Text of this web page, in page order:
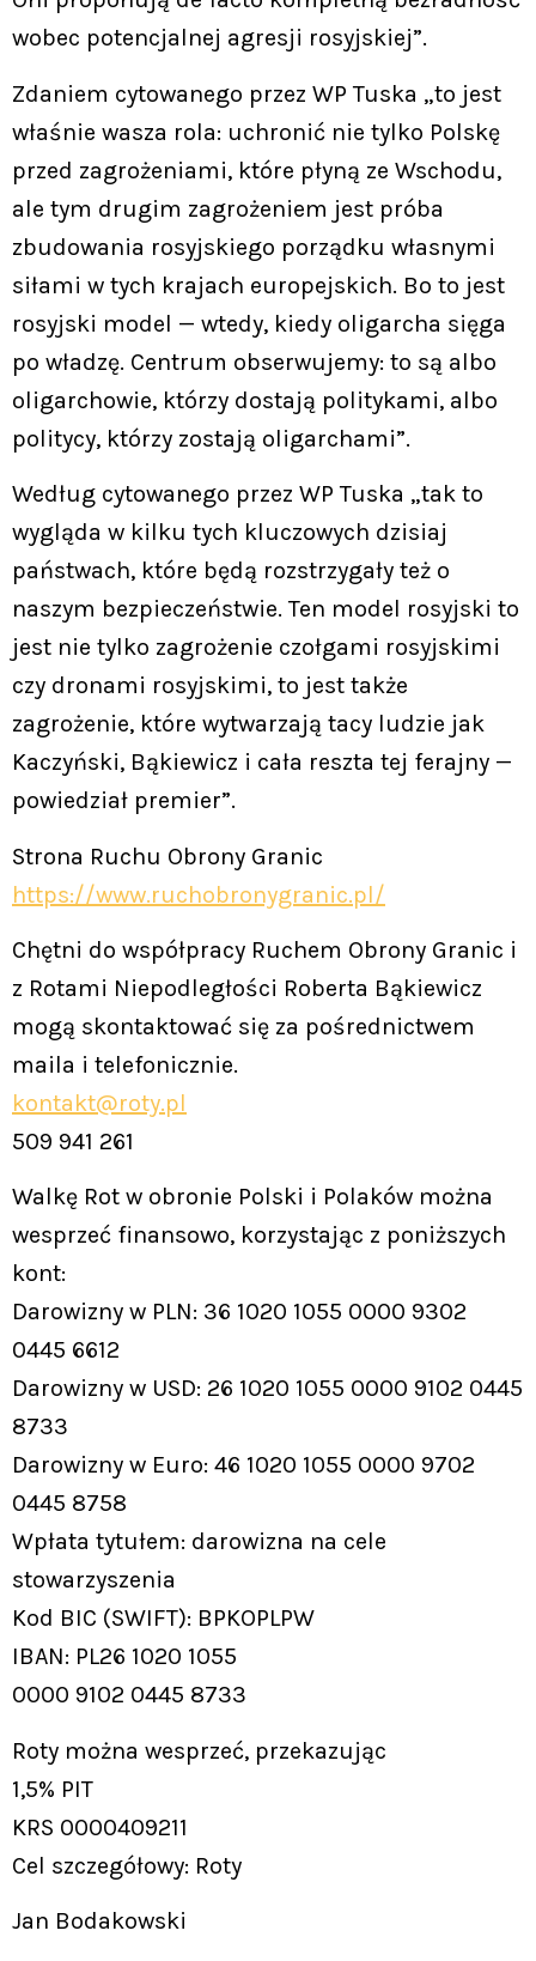
wobec potencjalnej agresji rosyjskiej”.
Zdaniem cytowanego przez WP Tuska „to jest
właśnie wasza rola: uchronić nie tylko Polskę
przed zagrożeniami, które płyną ze Wschodu,
ale tym drugim zagrożeniem jest próba
zbudowania rosyjskiego porządku własnymi
siłami w tych krajach europejskich. Bo to jest
rosyjski model — wtedy, kiedy oligarcha sięga
po władzę. Centrum obserwujemy: to są albo
oligarchowie, którzy dostają politykami, albo
politycy, którzy zostają oligarchami”.
Według cytowanego przez WP Tuska „tak to
wygląda w kilku tych kluczowych dzisiaj
państwach, które będą rozstrzygały też o
naszym bezpieczeństwie. Ten model rosyjski to
jest nie tylko zagrożenie czołgami rosyjskimi
czy dronami rosyjskimi, to jest także
zagrożenie, które wytwarzają tacy ludzie jak
Kaczyński, Bąkiewicz i cała reszta tej ferajny —
powiedział premier”.
Strona Ruchu Obrony Granic
https://www.ruchobronygranic.pl/
Chętni do współpracy Ruchem Obrony Granic i
z Rotami Niepodległości Roberta Bąkiewicz
mogą skontaktować się za pośrednictwem
maila i telefonicznie.
kontakt@roty.pl
509 941 261
Walkę Rot w obronie Polski i Polaków można
wesprzeć finansowo, korzystając z poniższych
kont:
Darowizny w PLN: 36 1020 1055 0000 9302
0445 6612
Darowizny w USD: 26 1020 1055 0000 9102 0445
8733
Darowizny w Euro: 46 1020 1055 0000 9702
0445 8758
Wpłata tytułem: darowizna na cele
stowarzyszenia
Kod BIC (SWIFT): BPKOPLPW
IBAN: PL26 1020 1055
0000 9102 0445 8733
Roty można wesprzeć, przekazując
1,5% PIT
KRS 0000409211
Cel szczegółowy: Roty
Jan Bodakowski